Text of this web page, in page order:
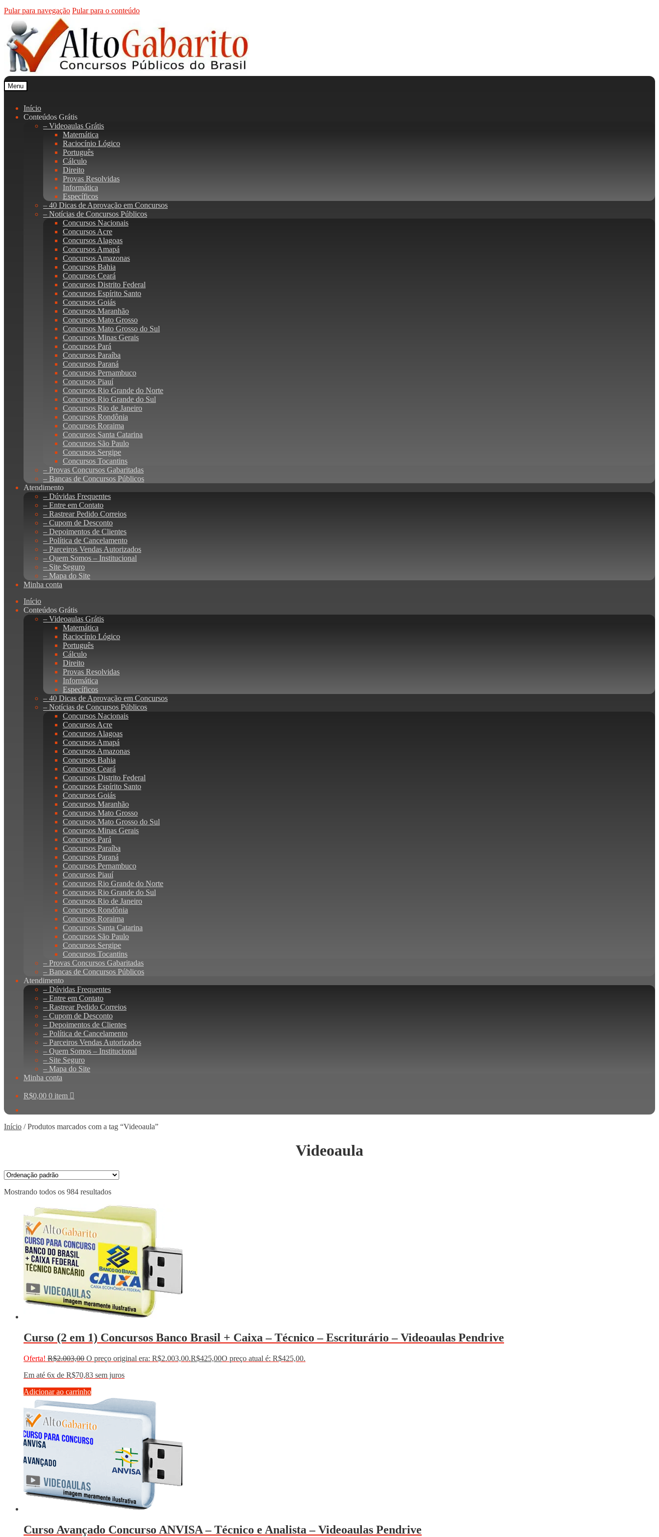
Pular para navegação Pular para o conteúdo
Menu
Início
Conteúdos Grátis
– Videoaulas Grátis
Matemática
Raciocínio Lógico
Português
Cálculo
Direito
Provas Resolvidas
Informática
Específicos
– 40 Dicas de Aprovação em Concursos
– Notícias de Concursos Públicos
Concursos Nacionais
Concursos Acre
Concursos Alagoas
Concursos Amapá
Concursos Amazonas
Concursos Bahia
Concursos Ceará
Concursos Distrito Federal
Concursos Espírito Santo
Concursos Goiás
Concursos Maranhão
Concursos Mato Grosso
Concursos Mato Grosso do Sul
Concursos Minas Gerais
Concursos Pará
Concursos Paraíba
Concursos Paraná
Concursos Pernambuco
Concursos Piauí
Concursos Rio Grande do Norte
Concursos Rio Grande do Sul
Concursos Rio de Janeiro
Concursos Rondônia
Concursos Roraima
Concursos Santa Catarina
Concursos São Paulo
Concursos Sergipe
Concursos Tocantins
– Provas Concursos Gabaritadas
– Bancas de Concursos Públicos
Atendimento
– Dúvidas Frequentes
– Entre em Contato
– Rastrear Pedido Correios
– Cupom de Desconto
– Depoimentos de Clientes
– Política de Cancelamento
– Parceiros Vendas Autorizados
– Quem Somos – Institucional
– Site Seguro
– Mapa do Site
Minha conta
Início
Conteúdos Grátis
– Videoaulas Grátis
Matemática
Raciocínio Lógico
Português
Cálculo
Direito
Provas Resolvidas
Informática
Específicos
– 40 Dicas de Aprovação em Concursos
– Notícias de Concursos Públicos
Concursos Nacionais
Concursos Acre
Concursos Alagoas
Concursos Amapá
Concursos Amazonas
Concursos Bahia
Concursos Ceará
Concursos Distrito Federal
Concursos Espírito Santo
Concursos Goiás
Concursos Maranhão
Concursos Mato Grosso
Concursos Mato Grosso do Sul
Concursos Minas Gerais
Concursos Pará
Concursos Paraíba
Concursos Paraná
Concursos Pernambuco
Concursos Piauí
Concursos Rio Grande do Norte
Concursos Rio Grande do Sul
Concursos Rio de Janeiro
Concursos Rondônia
Concursos Roraima
Concursos Santa Catarina
Concursos São Paulo
Concursos Sergipe
Concursos Tocantins
– Provas Concursos Gabaritadas
– Bancas de Concursos Públicos
Atendimento
– Dúvidas Frequentes
– Entre em Contato
– Rastrear Pedido Correios
– Cupom de Desconto
– Depoimentos de Clientes
– Política de Cancelamento
– Parceiros Vendas Autorizados
– Quem Somos – Institucional
– Site Seguro
– Mapa do Site
Minha conta
R$0,00 0 item
Início /Produtos marcados com a tag “Videoaula”
Videoaula
Mostrando todos os 984 resultados
Curso (2 em 1) Concursos Banco Brasil + Caixa – Técnico – Escriturário – Videoaulas Pendrive
Oferta! R$2.003,00 O preço original era: R$2.003,00.R$425,00O preço atual é: R$425,00.
Em até 6x de R$70,83 sem juros
Adicionar ao carrinho
Curso Avançado Concurso ANVISA – Técnico e Analista – Videoaulas Pendrive